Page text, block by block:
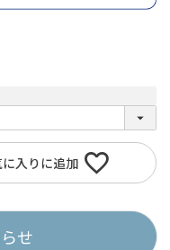
入りに追加
せ